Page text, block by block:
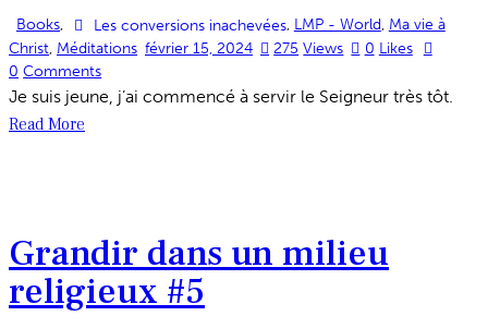
Books, Les conversions inachevées, LMP - World, Ma vie à
Christ, Méditations février 15, 2024 275 Views 0 Likes
0 Comments
Je suis jeune, j’ai commencé à servir le Seigneur très tôt.
Read More
Grandir dans un milieu
religieux #5